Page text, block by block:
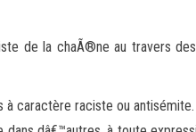
de la chaÃ®ne au travers
caractère raciste ou